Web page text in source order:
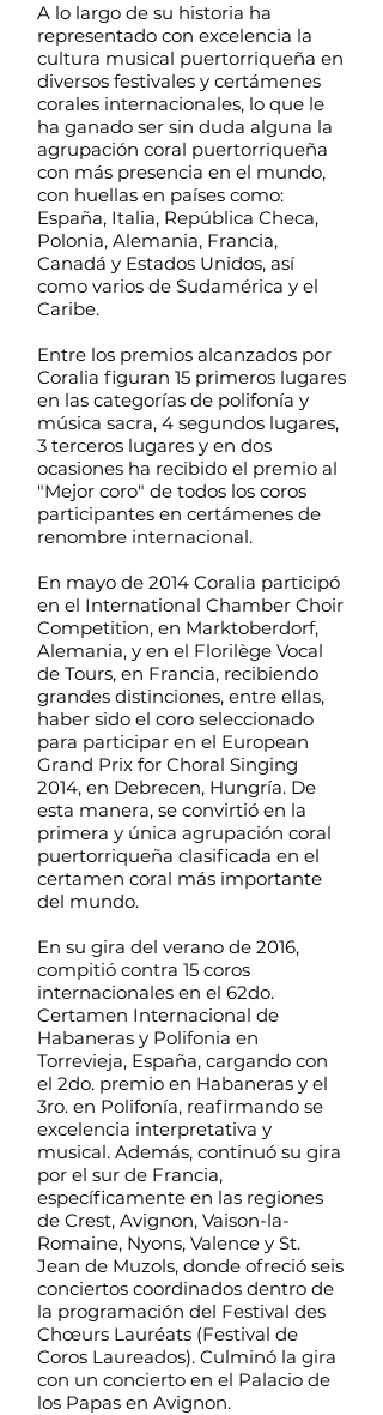
A lo largo de su historia ha
representado con excelencia la
cultura musical puertorriqueña en
diversos festivales y certámenes
corales internacionales, lo que le
ha ganado ser sin duda alguna la
agrupación coral puertorriqueña
con más presencia en el mundo,
con huellas en países como:
España, Italia, República Checa,
Polonia, Alemania, Francia,
Canadá y Estados Unidos, así
como varios de Sudamérica y el
Caribe.
Entre los premios alcanzados por
Coralia figuran 15 primeros lugares
en las categorías de polifonía y
música sacra, 4 segundos lugares,
3 terceros lugares y en dos
ocasiones ha recibido el premio al
"Mejor coro" de todos los coros
participantes en certámenes de
renombre internacional.
En mayo de 2014 Coralia participó
en el International Chamber Choir
Competition, en Marktoberdorf,
Alemania, y en el Florilège Vocal
de Tours, en Francia, recibiendo
grandes distinciones, entre ellas,
haber sido el coro seleccionado
para participar en el European
Grand Prix for Choral Singing
2014, en Debrecen, Hungría. De
esta manera, se convirtió en la
primera y única agrupación coral
puertorriqueña clasificada en el
certamen coral más importante
del mundo.
En su gira del verano de 2016,
compitió contra 15 coros
internacionales en el 62do.
Certamen Internacional de
Habaneras y Polifonia en
Torrevieja, España, cargando con
el 2do. premio en Habaneras y el
3ro. en Polifonía, reafirmando se
excelencia interpretativa y
musical. Además, continuó su gira
por el sur de Francia,
específicamente en las regiones
de Crest, Avignon, Vaison-la-
Romaine, Nyons, Valence y St.
Jean de Muzols, donde ofreció seis
conciertos coordinados dentro de
la programación del Festival des
Chœurs Lauréats (Festival de
Coros Laureados). Culminó la gira
con un concierto en el Palacio de
los Papas en Avignon.